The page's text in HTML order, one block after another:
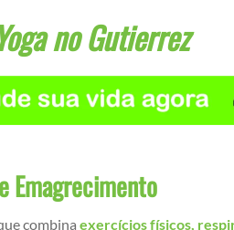
no Gutierrez
Emagrecimento
combinaexercícios físicos,